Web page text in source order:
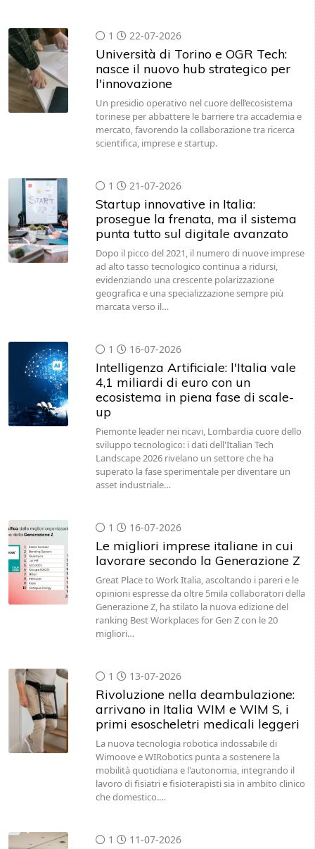
1 22-07-2026
Università di Torino e OGR Tech:
nasce il nuovo hub strategico per
l'innovazione
Un presidio operativo nel cuore dell’ecosistema
torinese per abbattere le barriere tra accademia e
mercato, favorendo la collaborazione tra ricerca
scientifica, imprese e startup.
1 21-07-2026
Startup innovative in Italia:
prosegue la frenata, ma il sistema
punta tutto sul digitale avanzato
Dopo il picco del 2021, il numero di nuove imprese
ad alto tasso tecnologico continua a ridursi,
evidenziando una crescente polarizzazione
geografica e una specializzazione sempre più
marcata verso il…
1 16-07-2026
Intelligenza Artificiale: l'Italia vale
4,1 miliardi di euro con un
ecosistema in piena fase di scale-
up
Piemonte leader nei ricavi, Lombardia cuore dello
sviluppo tecnologico: i dati dell'Italian Tech
Landscape 2026 rivelano un settore che ha
superato la fase sperimentale per diventare un
asset industriale…
1 16-07-2026
Le migliori imprese italiane in cui
lavorare secondo la Generazione Z
Great Place to Work Italia, ascoltando i pareri e le
opinioni espresse da oltre 5mila collaboratori della
Generazione Z, ha stilato la nuova edizione del
ranking Best Workplaces for Gen Z con le 20
migliori…
1 13-07-2026
Rivoluzione nella deambulazione:
arrivano in Italia WIM e WIM S, i
primi esoscheletri medicali leggeri
La nuova tecnologia robotica indossabile di
Wimoove e WIRobotics punta a sostenere la
mobilità quotidiana e l'autonomia, integrando il
lavoro di fisiatri e fisioterapisti sia in ambito clinico
che domestico.…
1 11-07-2026